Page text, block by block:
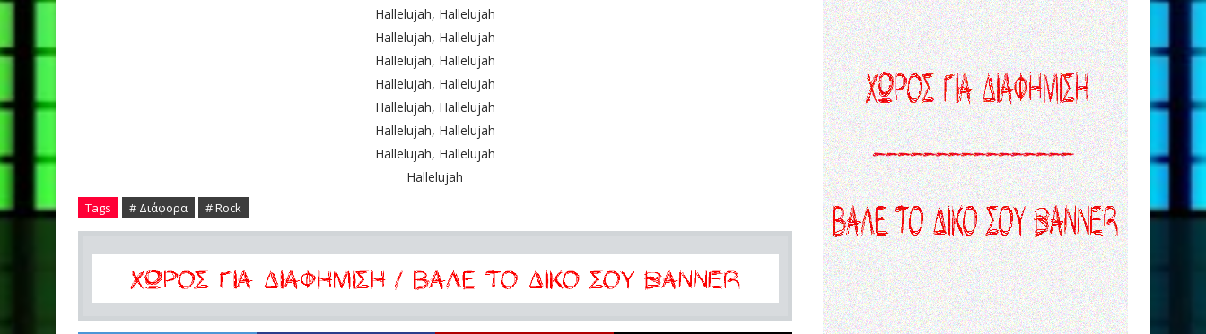
Hallelujah, Hallelujah
Hallelujah, Hallelujah
Hallelujah, Hallelujah
Hallelujah, Hallelujah
Hallelujah, Hallelujah
Hallelujah, Hallelujah
Hallelujah, Hallelujah
Hallelujah
Tags # Διάφορα # Rock